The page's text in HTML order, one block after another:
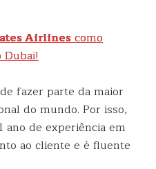
Airlinescomo
fazer parte da maior
do mundo. Por isso,
ano de experiência em
ao cliente e é fluente